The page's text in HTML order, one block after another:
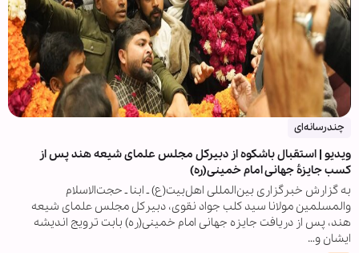
چندرسانه‌ای
ویدیو | استقبال باشکوه از دبیرکل مجلس علمای شیعه هند پس از
کسب جایزۀ جهانی امام خمینی(ره)
به گزارش خبرگزاری بین‌المللی اهل‌بیت(ع) ـ ابنا ـ حجت‌الاسلام
والمسلمین مولانا سید کلب جواد نقوی، دبیرکل مجلس علمای شیعه
هند، پس از دریافت جایزه جهانی امام خمینی(ره) بابت ترویج اندیشه
ایشان و…